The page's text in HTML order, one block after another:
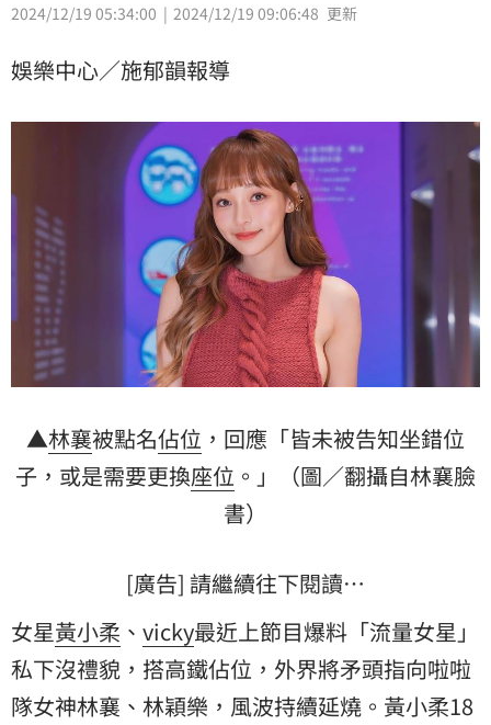
2024/12/19 05:34:00 2024/12/19 09:06:48 更新
娛樂中心／施郁韻報導
▲林襄被點名佔位 ，回應「皆未被告知坐錯位
子，或是需要更換座位 。」（圖／翻攝自林襄臉
書）
[廣告] 請繼續往下閱讀…
女星黃小柔 、 vicky最近上節目爆料「流量女星」
私下沒禮貌，搭高鐵佔位，外界將矛頭指向啦啦
隊女神林襄、林穎樂，風波持續延燒。黃小柔18